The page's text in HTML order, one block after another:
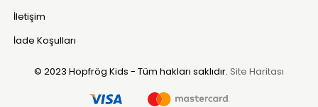
İletişim
İade Koşulları
© 2023 Hopfrög Kids - Tüm hakları saklıdır. Site Haritası